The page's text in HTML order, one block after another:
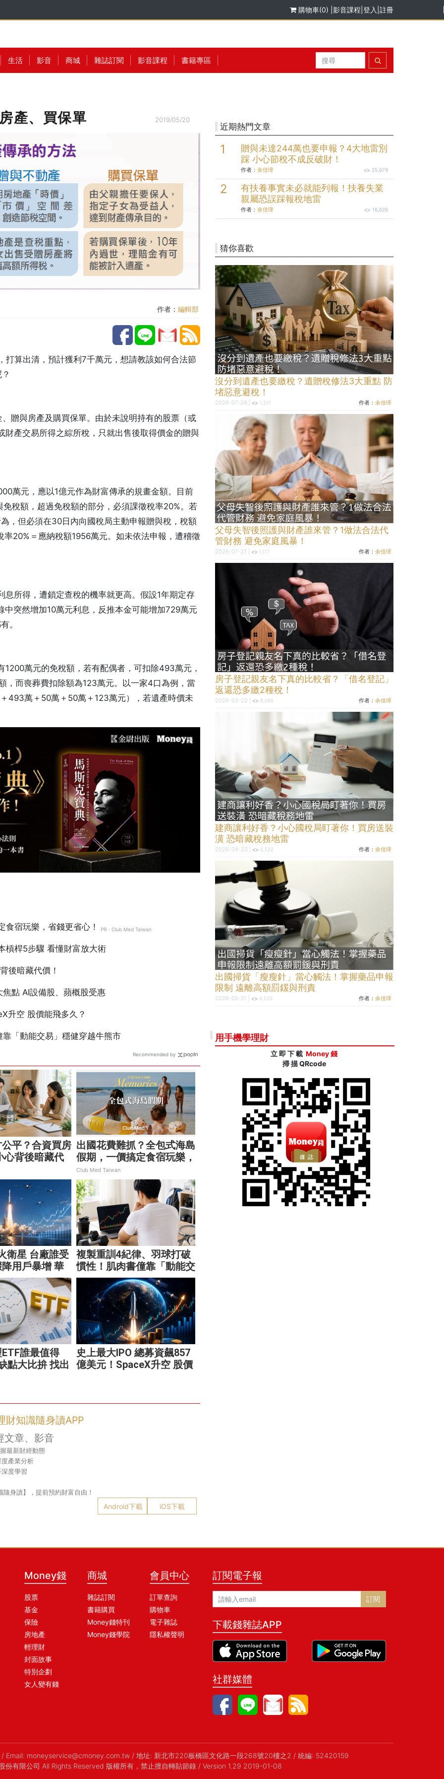
購物車(0) 影音課程 登入 註冊
生活 影音 商城 雜誌訂閱 影音課程 書籍專區
產、買保單 2019/05/20
作者： 編輯部
打算出清，預計獲利7千萬元，想請教該如何合法節
贈與房產及購買保單。由於未說明持有的股票（或
產交易所得之綜所稅，只就出售後取得價金的贈與
萬元，應以1億元作為財富傳承的規畫金額。目前
稅額，超過免稅額的部分，必須課徵稅率20%。若
，但必須在30日內向國稅局主動申報贈與稅，稅額
20%＝應納稅額1956萬元。如未依法申報，遭稽徵
所得，遭鎖定查稅的機率就更高。假設1年期定存
突然增加10萬元利息，反推本金可能增加729萬元
。
萬元的免稅額，若有配偶者，可扣除493萬元，
，而喪葬費扣除額為123萬元。以一家4口為例，當
493萬＋50萬＋50萬＋123萬元），若遺產時價未
平？合資買房
心背後暗藏代
出國花費難抓？全包式海島
假期，一價搞定食宿玩樂，
省錢更省心！
Club Med Taiwan
衛星 台廠誰受
用戶暴增 華
利！
複製重訓4紀律、羽球打破
慣性！肌肉書僮靠「動能交
易」穩健穿越牛熊市
誰最值得
點大比拚 找出
史上最大IPO 總募資飆857
億美元！SpaceX升空 股價
Recommended by
知識隨身讀APP
文章、影音
最新財經動態
產業分析
度學習
身讀】，提前預約財富自由！
Android下載 iOS下載
近期熱門文章
贈與未達244萬也要申報？4大地雷別
踩 小心節稅不成反破財！
作者： 余佳璋 25,679
有扶養事實未必就能列報！扶養失業
親屬恐誤踩報稅地雷
作者： 余佳璋 16,626
猜你喜歡
沒分到遺產也要繳稅？遺贈稅修法3大重點 防
堵惡意避稅！
2026-07-26 | 1,217 作者：余佳璋
父母失智後照護與財產誰來管？1做法合法代
管財務 避免家庭風暴！
2026-07-27 | 1,177 作者：余佳璋
房子登記親友名下真的比較省？「借名登記」
返還恐多繳2種稅！
2026-03-22 | 8,066 作者：余佳璋
建商讓利好香？小心國稅局盯著你！買房送裝
潢 恐暗藏稅務地雷
2026-04-23 | 6,522 作者：余佳璋
出國掃貨「瘦瘦針」當心觸法！掌握藥品申報
限制 遠離高額罰鍰與刑責
2026-05-21 | 4,533 作者：余佳璋
用手機學理財
立 即 下 載 Money 錢
掃 描 QRcode
Money錢
股票
基金
保險
房地產
輕理財
封面故事
特別企劃
女人變有錢
商城
雜誌訂閱
書籍購買
Money錢特刊
Money錢學院
會員中心
訂單查詢
購物車
電子雜誌
隱私權聲明
訂閱電子報
訂閱
下載錢雜誌APP
社群媒體
/ Email: moneyservice@cmoney.com.tw / 地址: 新北市220板橋區文化路一段268號20樓之2 / 統編: 52420159
份有限公司 All Rights Reserved 版權所有，禁止擅自轉貼節錄 / Version 1.29 2019-01-08